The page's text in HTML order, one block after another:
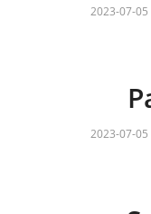
2023-07-05
2023-07-05